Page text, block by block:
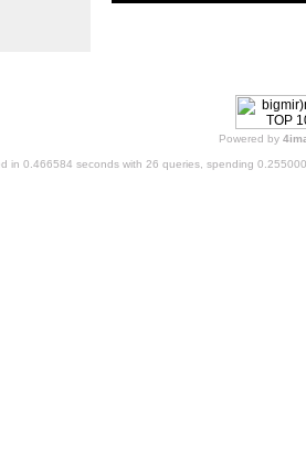
Powered by
in 0.466584 seconds with 26 queries, spending